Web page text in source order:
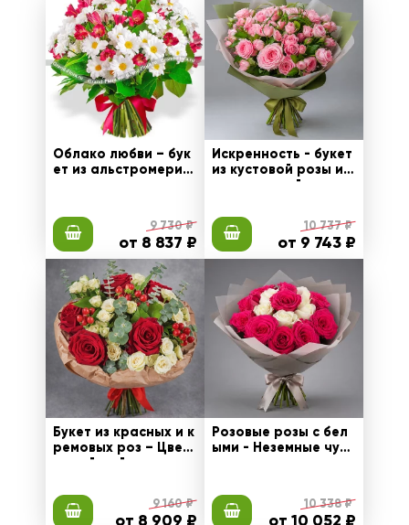
Облако любви – бук
ет из альстромерий
9 730 ₽
от 8 837 ₽
Искренность - букет
из кустовой розы и д
екоративной зелени
10 737 ₽
от 9 743 ₽
Букет из красных и к
ремовых роз – Цвет
очный рай
9 160 ₽
от 8 909 ₽
Розовые розы с бел
ыми - Неземные чувс
10 338 ₽
от 10 052 ₽